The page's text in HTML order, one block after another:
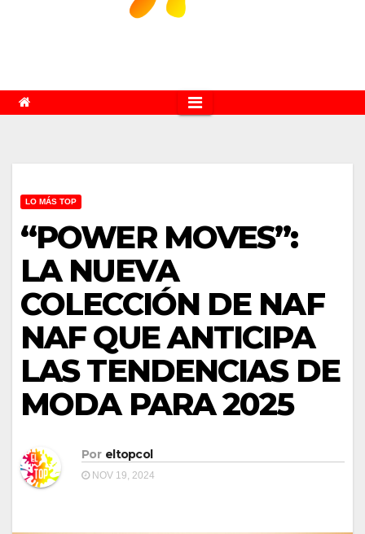
LO MÁS TOP
“POWER MOVES”:
LA NUEVA
COLECCIÓN DE NAF
NAF QUE ANTICIPA
LAS TENDENCIAS DE
MODA PARA 2025
Por eltopcol
NOV 19, 2024